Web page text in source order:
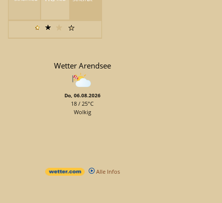
Wetter Arendsee
Do, 06.08.2026
18 / 25°C
Wolkig
Alle Infos